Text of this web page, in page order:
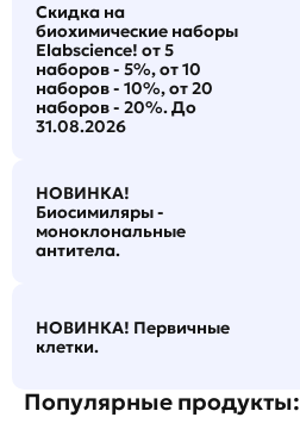
Скидка на
биохимические наборы
Elabscience! от 5
наборов - 5%, от 10
наборов - 10%, от 20
наборов - 20%. До
31.08.2026
НОВИНКА!
Биосимиляры -
моноклональные
антитела.
НОВИНКА! Первичные
клетки.
Популярные продукты: